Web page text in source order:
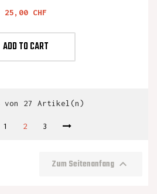
Preis
25,00 CHF
ADD TO CART
von 27 Artikel(n)
1 2 3
Zum Seitenanfang 